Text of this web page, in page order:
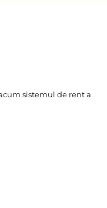
sistemul de rent a